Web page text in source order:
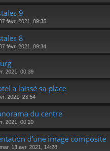
9
févr. 2021, 09:35
8
févr. 2021, 09:34
2021, 00:39
a laissé sa place
2021, 23:54
du centre
2021, 00:20
d'une image composite
mar. 13 avr. 2021, 14:28